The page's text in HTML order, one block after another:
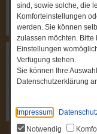
sind, sowie solche, die
Komforteinstellungen
werden. Sie können
zulassen möchten. Bitte
Einstellungen
Verfügung stehen.
Sie können Ihre
Datenschutzerklärung
Impressum
Notwendig
Ort:
Amt
Links
Einladung: Sitzung
Gremium: